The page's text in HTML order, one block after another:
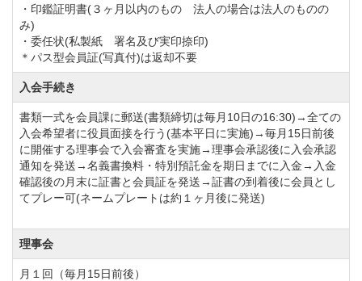
の名義変更受付は令和4年12月10日書類到着分までと
する。
正会員
法人内記名者変更 【改定前】55,000円（税込）
→【改定後】495,000円（税込）
親子名義書換料 【改定前】165,000円（税込）→【改
定後】247,500円（税込）
平日会員 【改定前】55,000円（税込）→【改定後】
親子名義書換料 【改定前】82,500円（税込）→【改
定後】165,000円（税込）
・印鑑証明書(３ヶ月以内のもの 法人の場合は法人のものの
み)
・委任状(私製紙 署名及び実印捺印)
＊パス型会員証(写真付)は返却不要
入会手続き
書類一式を会員課に郵送(書類締切は毎月10日の16:30)→全ての
入会希望者に役員面接を行う(基本平日に実施)→毎月15日前後
に開催する理事会で入会審査を実施→理事会承認後に入会承認
通知を発送→名義書換料・特別預託金を期日までに入金→入金
確認後の月末に証書と会員証を発送→証書の到着後に会員とし
てプレー可(ネームプレートは約１ヶ月後に発送)
理事会
月１回（毎月15日前後）